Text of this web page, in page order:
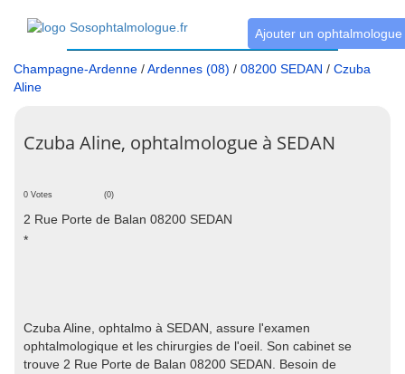
Ajouter un ophtalmologue
Champagne-Ardenne /Ardennes (08) / 08200 SEDAN / Czuba
Aline
Czuba Aline, ophtalmologue à SEDAN
0 Votes (0)
2 Rue Porte de Balan 08200 SEDAN
*
Czuba Aline, ophtalmo à SEDAN, assure l'examen
ophtalmologique et les chirurgies de l'oeil. Son cabinet se
trouve 2 Rue Porte de Balan 08200 SEDAN. Besoin de